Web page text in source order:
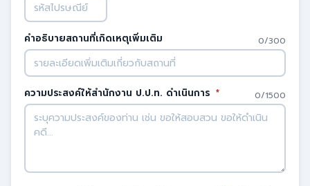
คำอธิบายสถานที่เกิดเหตุเพิ่มเติม 0/300
ความประสงค์ให้สำนักงาน ป.ป.ท. ดำเนินการ * 0/1500